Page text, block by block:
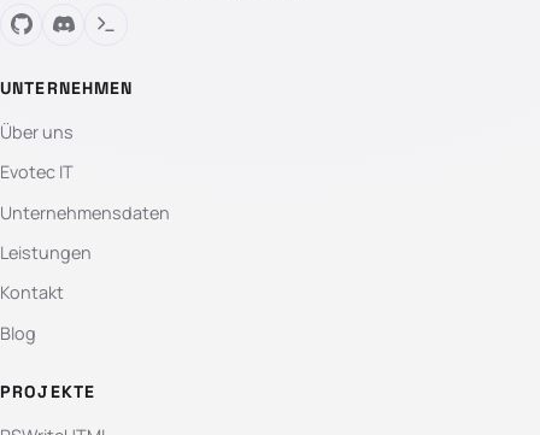
UNTERNEHMEN
Über uns
Evotec IT
Unternehmensdaten
Leistungen
Kontakt
Blog
PROJEKTE